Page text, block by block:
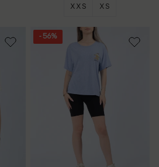
XXS XS
- 56%